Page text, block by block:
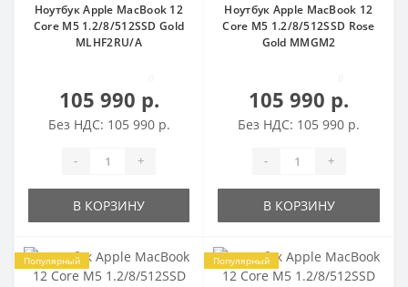
Ноутбук Apple MacBook 12
Core M5 1.2/8/512SSD Gold
MLHF2RU/A
105 990 р.
Без НДС: 105 990 р.
- +
В КОРЗИНУ
Ноутбук Apple MacBook 12
Core M5 1.2/8/512SSD Rose
Gold MMGM2
105 990 р.
Без НДС: 105 990 р.
- +
В КОРЗИНУ
Популярный Популярный